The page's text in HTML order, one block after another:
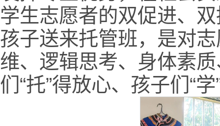
学生志愿者的双促进、
孩子送来托管班，是对
维、逻辑思考、身体素
们“托”得放心、孩子们“